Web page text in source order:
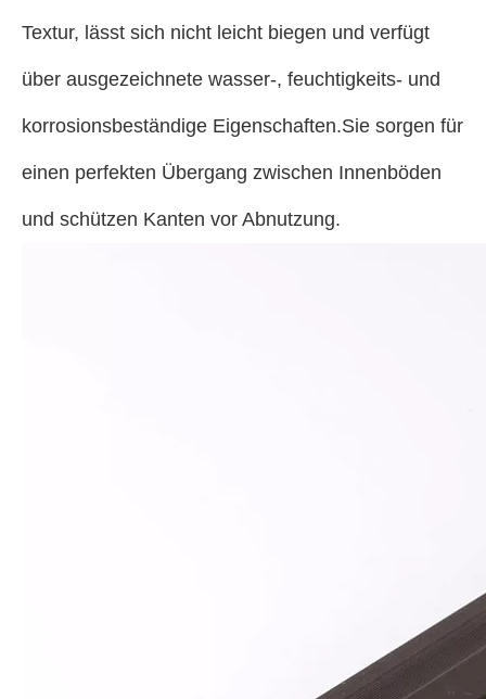
Textur, lässt sich nicht leicht biegen und verfügt
über ausgezeichnete wasser-, feuchtigkeits- und
korrosionsbeständige Eigenschaften.Sie sorgen für
einen perfekten Übergang zwischen Innenböden
und schützen Kanten vor Abnutzung.